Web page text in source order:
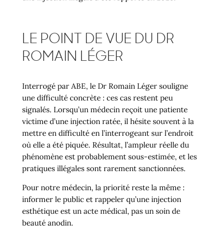
LE POINT DE VUE DU DR
ROMAIN LÉGER
Interrogé par ABE, le Dr Romain Léger souligne
une difficulté concrète : ces cas restent peu
signalés. Lorsqu’un médecin reçoit une patiente
victime d’une injection ratée, il hésite souvent à la
mettre en difficulté en l’interrogeant sur l’endroit
où elle a été piquée. Résultat, l’ampleur réelle du
phénomène est probablement sous-estimée, et les
pratiques illégales sont rarement sanctionnées.
Pour notre médecin, la priorité reste la même :
informer le public et rappeler qu’une injection
esthétique est un acte médical, pas un soin de
beauté anodin.